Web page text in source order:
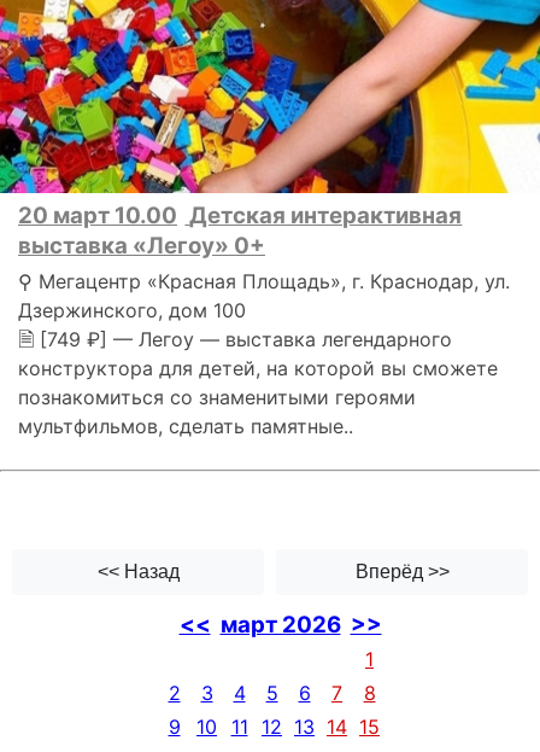
20 март 10.00 Детская интерактивная
выставка «Легоу» 0+
⚲ Мегацентр «Красная Площадь», г. Краснодар, ул.
Дзержинского, дом 100
🗎 [749 ₽] — Легоу — выставка легендарного
конструктора для детей, на которой вы сможете
познакомиться со знаменитыми героями
мультфильмов, сделать памятные..
<< Назад Вперёд >>
<< март 2026 >>
1
2
3 4 5 6 7
8
9
10 11 12 13 14 15